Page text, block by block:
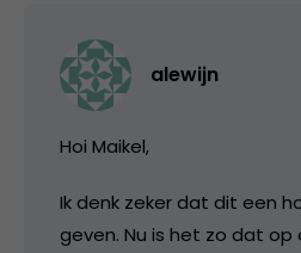
alewijn
Hoi Maikel,
Ik denk zeker dat dit een
geven. Nu is het zo dat op